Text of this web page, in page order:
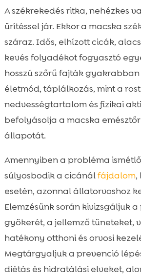
lehetőségek
Megelőzés: étrend,
Táplálkozási útmutató
hajlamos macskáknak
CricksyCat ajánlások:
optimalizálva
 Alomtálca-higiénia és
 Hidratálási trükkök
 Szőrlabda-menedzsment:
kiegészítők
speciális igényei
 Gyakori hibák, amelyek
székrekedést
 Hosszú távú menedzsment
 Összefoglaló
 FAQ
A székrekedés ritka, nehézkes
ürítéssel jár. Ekkor a macska
száraz. Idős, elhízott cicák,
kevés folyadékot fogyasztó
hosszú szőrű fajták
életmód, táplálkozás, mint a
nedvességtartalom és fizikai
befolyásolja a macska
állapotát.
Amennyiben a probléma
súlyosbodik a cicánálfájdalom,
esetén, azonnal állatorvoshoz
Elemzésünk során kivizsgáljuk
gyökerét, a jellemző tüneteket,
hatékony otthoni és orvosi
Megtárgyaljuk a prevenció
diétás és hidratálási elveket,